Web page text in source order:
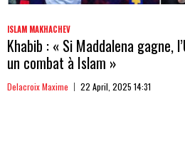
ISLAM MAKHACHEV
Khabib : « Si Maddalena gagne,
un combat à Islam »
Delacroix Maxime 22 April, 2025 14:31